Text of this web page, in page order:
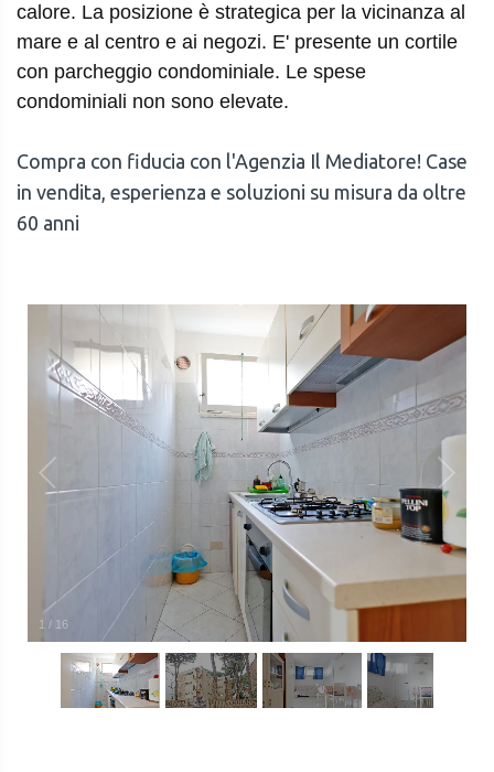
calore. La posizione è strategica per la vicinanza al
mare e al centro e ai negozi. E' presente un cortile
con parcheggio condominiale. Le spese
condominiali non sono elevate.
Compra con fiducia con l'Agenzia Il Mediatore! Case
in vendita, esperienza e soluzioni su misura da oltre
60 anni
1 / 16